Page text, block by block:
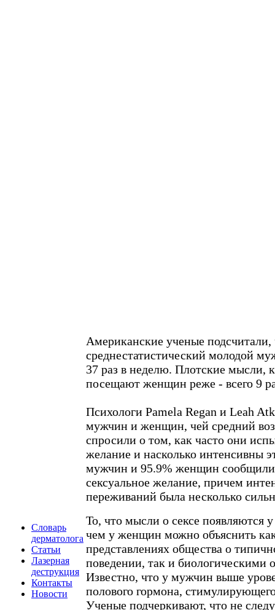
Словарь
дерматолога
Статьи
Лазерная
деструкция
Контакты
Новости
Американские ученые подсчитали,
среднестатистический молодой
37 раз в неделю. Плотские мысли,
посещают женщин реже - всего 9
Психологи Pamela Regan и Leah
мужчин и женщин, чей средний
спросили о том, как часто они
желание и насколько интенсивны
мужчин и 95.9% женщин
сексуальное желание, причем
переживаний была несколько
То, что мысли о сексе появляются
чем у женщин можно объяснить
представлениях общества о
поведении, так и биологическими
Известно, что у мужчин выше
полового гормона,
Ученые подчеркивают, что не